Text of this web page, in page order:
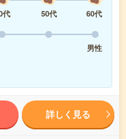
代 50代
60代
男性
詳しく見る